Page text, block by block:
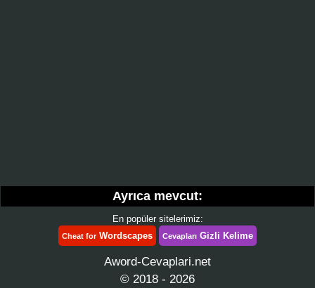
Ayrıca mevcut:
En popüler sitelerimiz:
Cheat forWordscapes Cevapları Gizli Kelime
Aword-Cevaplari.net
© 2018 - 2026